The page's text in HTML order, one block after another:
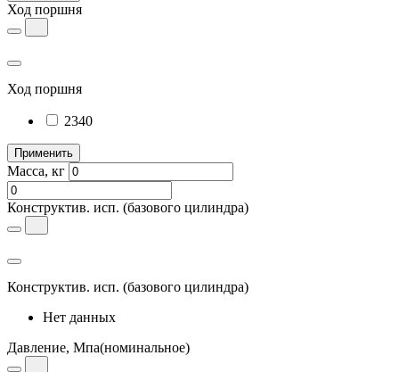
Ход поршня
Ход поршня
2340
Применить
Масса, кг
Конструктив. исп. (базового цилиндра)
Конструктив. исп. (базового цилиндра)
Нет данных
Давление, Мпа(номинальное)